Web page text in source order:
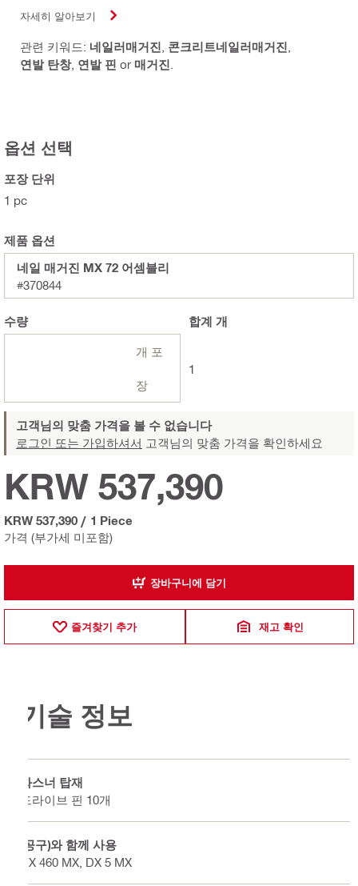
자세히 알아보기
관련 키워드: 네일러매거진 콘크리트네일러매거진
연발 탄창, 연발 핀 or 매거진
옵션 선택
포장 단위
1 pc
제품 옵션
네일 매거진 MX 72 어셈블리
#370844
수량
개 포
장
합계 개
1
고객님의 맞춤 가격을 볼 수 없습니다
로그인 또는 가입하셔서 고객님의 맞춤 가격을 확인하세요
가격 (부가세 미포함)
KRW 537,390
KRW 537,390 / 1 Piece
장바구니에 담기
즐겨찾기 추가 재고 확인
기술 정보
화스너 탑재
드라이브 핀 10개
(공구)와 함께 사용
DX 460 MX, DX 5 MX